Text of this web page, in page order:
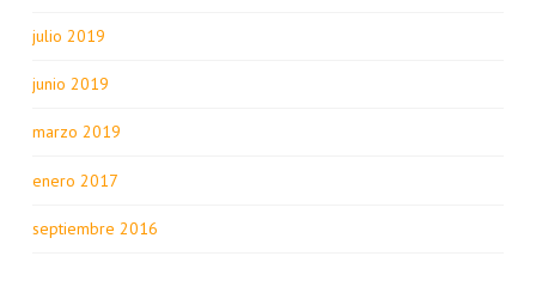
julio 2019
junio 2019
marzo 2019
enero 2017
septiembre 2016